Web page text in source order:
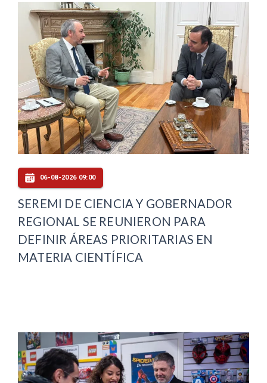
06-08-2026 09:00
SEREMI DE CIENCIA Y GOBERNADOR
REGIONAL SE REUNIERON PARA
DEFINIR ÁREAS PRIORITARIAS EN
MATERIA CIENTÍFICA